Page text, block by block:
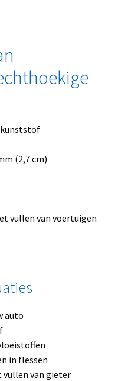
(2,7 cm)
vullen van voertuigen
auto
in flessen
vullen van gieter